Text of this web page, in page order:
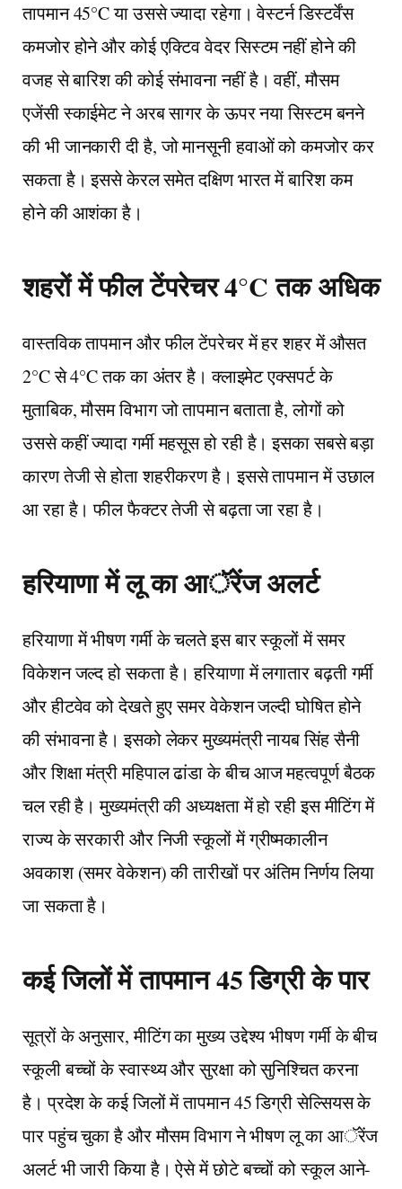
तापमान 45°C या उससे ज्यादा रहेगा। वेस्टर्न डिस्टर्वेंस
कमजोर होने और कोई एक्टिव वेदर सिस्टम नहीं होने की
वजह से बारिश की कोई संभावना नहीं है। वहीं, मौसम
एजेंसी स्काईमेट ने अरब सागर के ऊपर नया सिस्टम बनने
की भी जानकारी दी है, जो मानसूनी हवाओं को कमजोर कर
सकता है। इससे केरल समेत दक्षिण भारत में बारिश कम
होने की आशंका है।
शहरों में फील टेंपरेचर 4°C तक अधिक
वास्तविक तापमान और फील टेंपरेचर में हर शहर में औसत
2°C से 4°C तक का अंतर है। क्लाइमेट एक्सपर्ट के
मुताबिक, मौसम विभाग जो तापमान बताता है, लोगों को
उससे कहीं ज्यादा गर्मी महसूस हो रही है। इसका सबसे बड़ा
कारण तेजी से होता शहरीकरण है। इससे तापमान में उछाल
आ रहा है। फील फैक्टर तेजी से बढ़ता जा रहा है।
हरियाणा में लू का आॅरेंज अलर्ट
हरियाणा में भीषण गर्मी के चलते इस बार स्कूलों में समर
विकेशन जल्द हो सकता है। हरियाणा में लगातार बढ़ती गर्मी
और हीटवेव को देखते हुए समर वेकेशन जल्दी घोषित होने
की संभावना है। इसको लेकर मुख्यमंत्री नायब सिंह सैनी
और शिक्षा मंत्री महिपाल ढांडा के बीच आज महत्वपूर्ण बैठक
चल रही है। मुख्यमंत्री की अध्यक्षता में हो रही इस मीटिंग में
राज्य के सरकारी और निजी स्कूलों में ग्रीष्मकालीन
अवकाश (समर वेकेशन) की तारीखों पर अंतिम निर्णय लिया
जा सकता है।
कई जिलों में तापमान 45 डिग्री के पार
सूत्रों के अनुसार, मीटिंग का मुख्य उद्देश्य भीषण गर्मी के बीच
स्कूली बच्चों के स्वास्थ्य और सुरक्षा को सुनिश्चित करना
है। प्रदेश के कई जिलों में तापमान 45 डिग्री सेल्सियस के
पार पहुंच चुका है और मौसम विभाग ने भीषण लू का आॅरेंज
अलर्ट भी जारी किया है। ऐसे में छोटे बच्चों को स्कूल आने-